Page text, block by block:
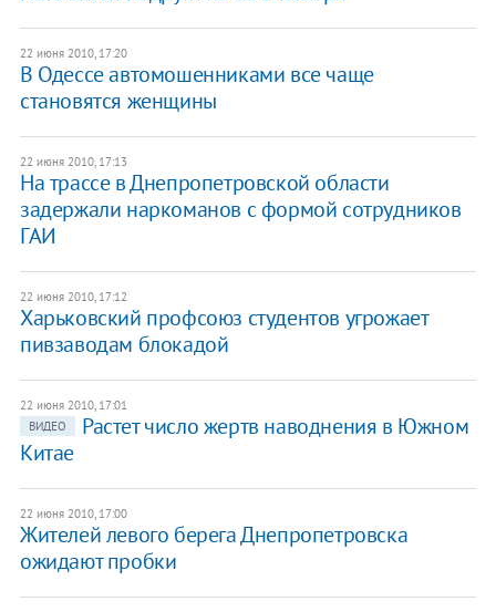
22 июня 2010, 17:20
В Одессе автомошенниками все чаще
становятся женщины
22 июня 2010, 17:13
На трассе в Днепропетровской области
задержали наркоманов с формой сотрудников
ГАИ
22 июня 2010, 17:12
Харьковский профсоюз студентов угрожает
пивзаводам блокадой
22 июня 2010, 17:01
ВИДЕО
Растет число жертв наводнения в Южном
Китае
22 июня 2010, 17:00
Жителей левого берега Днепропетровска
ожидают пробки